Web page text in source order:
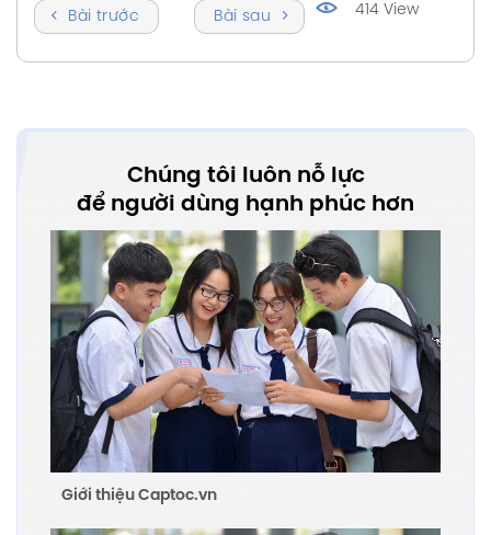
Bài trước Bài sau 414 View
Chúng tôi luôn nỗ lực
để người dùng hạnh phúc hơn
Giới thiệu Captoc.vn